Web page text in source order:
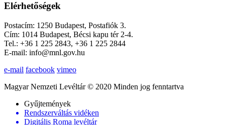
Elérhetőségek
Postacím: 1250 Budapest, Postafiók 3.
Cím: 1014 Budapest, Bécsi kapu tér 2-4.
Tel.: +36 1 225 2843, +36 1 225 2844
E-mail: info@mnl.gov.hu
e-mail facebook vimeo
Magyar Nemzeti Levéltár © 2020 Minden jog fenntartva
Gyűjtemények
Rendszerváltás vidéken
Digitális Roma levéltár